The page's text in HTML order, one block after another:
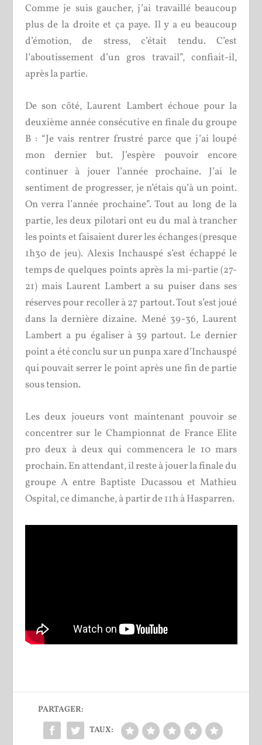
Comme je suis gaucher, j’ai travaillé beaucoup
plus de la droite et ça paye. Il y a eu beaucoup
d’émotion, de stress, c’était tendu. C’est
l’aboutissement d’un gros travail”, confiait-il,
après la partie.
De son côté, Laurent Lambert échoue pour la
deuxième année consécutive en finale du groupe
B : “Je vais rentrer frustré parce que j’ai loupé
mon dernier but. J’espère pouvoir encore
continuer à jouer l’année prochaine. J’ai le
sentiment de progresser, je n’étais qu’à un point.
On verra l’année prochaine”. Tout au long de la
partie, les deux pilotari ont eu du mal à trancher
les points et faisaient durer les échanges (presque
1h30 de jeu). Alexis Inchauspé s’est échappé le
temps de quelques points après la mi-partie (27-
21) mais Laurent Lambert a su puiser dans ses
réserves pour recoller à 27 partout. Tout s’est joué
dans la dernière dizaine. Mené 39-36, Laurent
Lambert a pu égaliser à 39 partout. Le dernier
point a été conclu sur un punpa xare d’Inchauspé
qui pouvait serrer le point après une fin de partie
sous tension.
Les deux joueurs vont maintenant pouvoir se
concentrer sur le Championnat de France Elite
pro deux à deux qui commencera le 10 mars
prochain. En attendant, il reste à jouer la finale du
groupe A entre Baptiste Ducassou et Mathieu
Ospital, ce dimanche, à partir de 11h à Hasparren.
PARTAGER:
TAUX: